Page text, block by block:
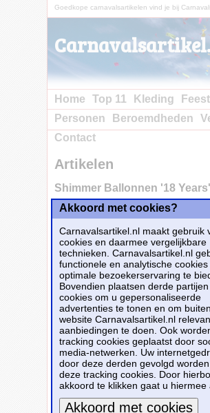
Goedkope carnavalsartikelen vind je bij
Home Top 11 Kleding
Personen
Beroemdheden
Contact
Artikelen
Shimmer Ballonnen '18
Akkoord met cookies?
Carnavalsartikel.nl maakt gebruik
cookies en daarmee vergelijkbare
technieken. Carnavalsartikel.nl
functionele en analytische
optimale bezoekerservaring te
Bovendien plaatsen derde
cookies om u gepersonaliseerde
advertenties te tonen en om
website Carnavalsartikel.nl
aanbiedingen te doen. Ook
tracking cookies geplaatst door
media-netwerken. Uw
door deze derden gevolgd worden
deze tracking cookies. Door
akkoord te klikken gaat u hiermee